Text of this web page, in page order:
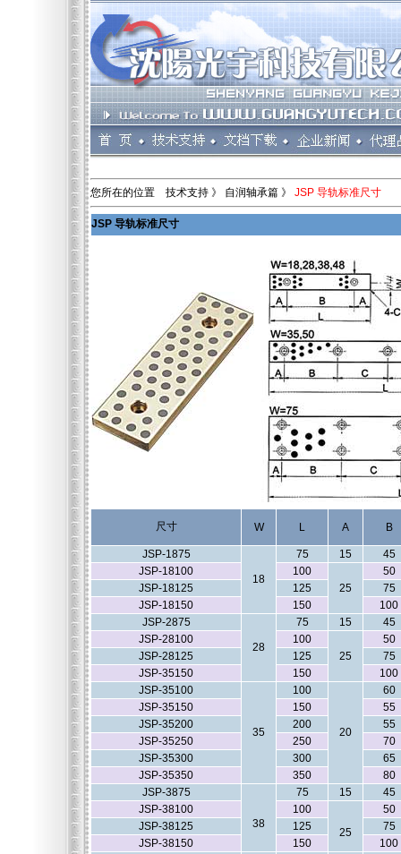
您所在的位置 技术支持 》 自润轴承篇 》 JSP 导轨标准尺寸
JSP 导轨标准尺寸
尺寸 W L A B
JSP-1875
18
75 15
45
JSP-18100
100
25
50
JSP-18125
125
75
JSP-18150
150
100
JSP-2875
28
75 15
45
JSP-28100
100
25
50
JSP-28125
125
75
JSP-35150
150
100
JSP-35100
35
100
20
60
JSP-35150
150
55
JSP-35200
200
55
JSP-35250
250
70
JSP-35300
300
65
JSP-35350
350
80
JSP-3875
38
75 15
45
JSP-38100
100
25
50
JSP-38125
125
75
JSP-38150
150
100